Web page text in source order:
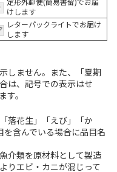
けします
レターパックライトでお届け
します
しません。また、「夏期
は、記号での表示はせ
。
落花生」「えび」「か
含んでいる場合に品目名
介類を原材料として製造
りエビ・カニが混じって